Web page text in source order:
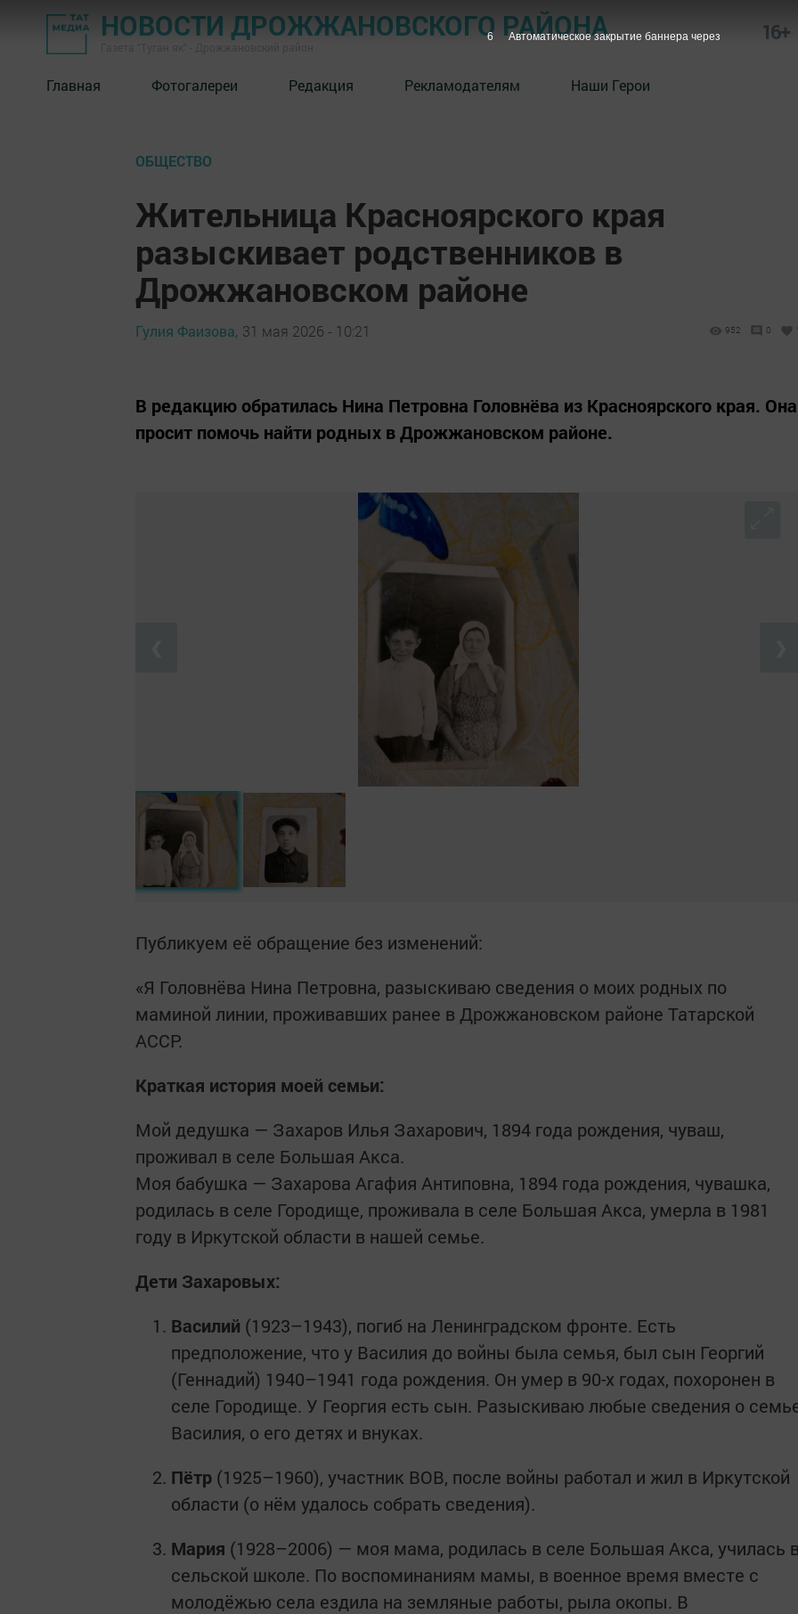
НОВОСТИ ДРОЖЖАНОВСКОГО РАЙОНА 16+
Главная Фотогалереи Редакция Рекламодателям Наши Герои
ОБЩЕСТВО
Жительница Красноярского края
разыскивает родственников в
Дрожжановском районе
Гулия Фаизова, 31 мая 2026 - 10:21 952 0
В редакцию обратилась Нина Петровна Головнёва из Красноярского края. Она
просит помочь найти родных в Дрожжановском районе.
Публикуем её обращение без изменений:
«Я Головнёва Нина Петровна, разыскиваю сведения о моих родных по
маминой линии, проживавших ранее в Дрожжановском районе Татарской
АССР.
Краткая история моей семьи:
Мой дедушка — Захаров Илья Захарович, 1894 года рождения, чуваш,
проживал в селе Большая Акса.
Моя бабушка — Захарова Агафия Антиповна, 1894 года рождения, чувашка,
родилась в селе Городище, проживала в селе Большая Акса, умерла в 1981
году в Иркутской области в нашей семье.
Дети Захаровых:
Василий (1923–1943), погиб на Ленинградском фронте. Есть
предположение, что у Василия до войны была семья, был сын Георгий
(Геннадий) 1940–1941 года рождения. Он умер в 90-х годах, похоронен в
селе Городище. У Георгия есть сын. Разыскиваю любые сведения о
Василия, о его детях и внуках.
Пётр (1925–1960), участник ВОВ, после войны работал и жил в Иркутской
области (о нём удалось собрать сведения).
Мария (1928–2006) — моя мама, родилась в селе Большая Акса, училась
сельской школе. По воспоминаниям мамы, в военное время вместе с
молодёжью села ездила на земляные работы, рыла окопы. В
5 Автоматическое закрытие баннера через